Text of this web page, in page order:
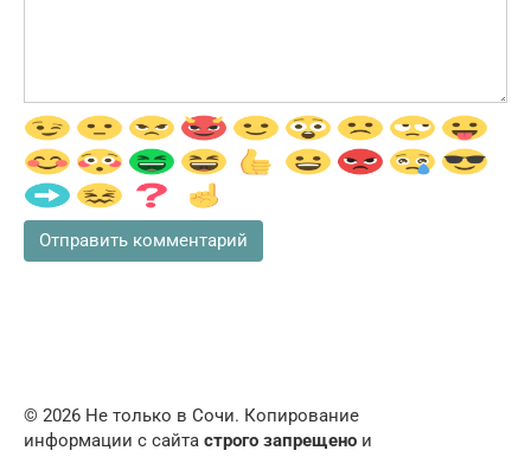
© 2026 Не только в Сочи. Копирование
информации с сайта строго запрещено и